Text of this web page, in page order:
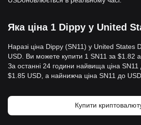
Яка ціна 1 Dippy у United
Наразі ціна Dippy (SN11) у United States
USD. Ви можете купити 1 SN11 за $1.82
За останні 24 години найвища ціна
$1.85 USD, а найнижча ціна SN11 до
Купити